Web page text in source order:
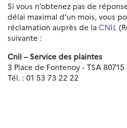
Si vous n’obtenez pas de
délai maximal d’un mois, vous
réclamation auprès de la CNIL
suivante :
Cnil – Service des plaintes
3 Place de Fontenoy - TSA 80715
Tél. : 01 53 73 22 22